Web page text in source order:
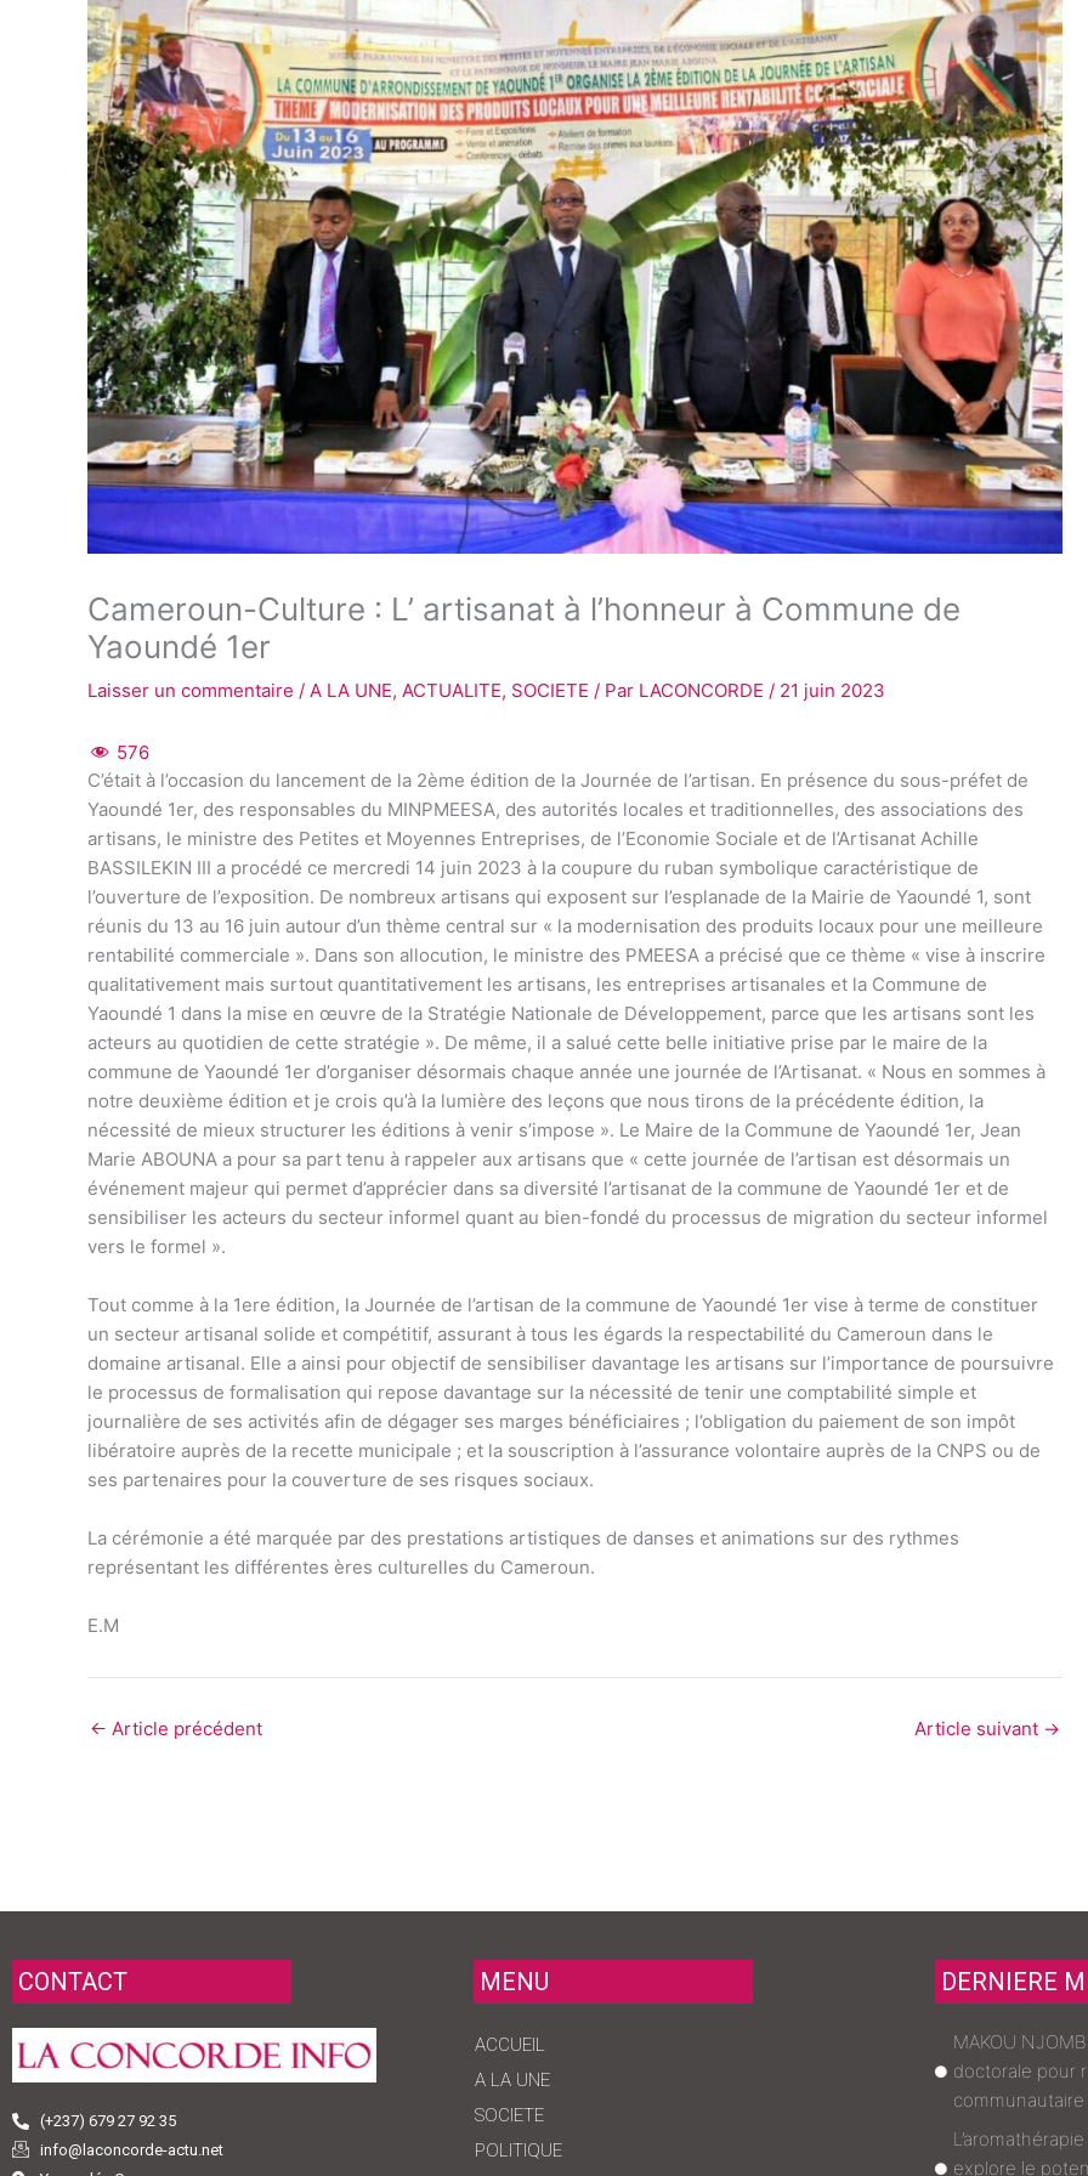
Cameroun-Culture : L’ artisanat à l’honneur à Commune de
Yaoundé 1er
Laisser un commentaire / A LA UNE, ACTUALITE, SOCIETE / Par LACONCORDE / 21 juin 2023
576
C’était à l’occasion du lancement de la 2ème édition de la Journée de l’artisan. En présence du sous-préfet de
Yaoundé 1er, des responsables du MINPMEESA, des autorités locales et traditionnelles, des associations des
artisans, le ministre des Petites et Moyennes Entreprises, de l’Economie Sociale et de l’Artisanat Achille
BASSILEKIN III a procédé ce mercredi 14 juin 2023 à la coupure du ruban symbolique caractéristique de
l’ouverture de l’exposition. De nombreux artisans qui exposent sur l’esplanade de la Mairie de Yaoundé 1, sont
réunis du 13 au 16 juin autour d’un thème central sur « la modernisation des produits locaux pour une meilleure
rentabilité commerciale ». Dans son allocution, le ministre des PMEESA a précisé que ce thème « vise à inscrire
qualitativement mais surtout quantitativement les artisans, les entreprises artisanales et la Commune de
Yaoundé 1 dans la mise en œuvre de la Stratégie Nationale de Développement, parce que les artisans sont les
acteurs au quotidien de cette stratégie ». De même, il a salué cette belle initiative prise par le maire de la
commune de Yaoundé 1er d’organiser désormais chaque année une journée de l’Artisanat. « Nous en sommes à
notre deuxième édition et je crois qu’à la lumière des leçons que nous tirons de la précédente édition, la
nécessité de mieux structurer les éditions à venir s’impose ». Le Maire de la Commune de Yaoundé 1er, Jean
Marie ABOUNA a pour sa part tenu à rappeler aux artisans que « cette journée de l’artisan est désormais un
événement majeur qui permet d’apprécier dans sa diversité l’artisanat de la commune de Yaoundé 1er et de
sensibiliser les acteurs du secteur informel quant au bien-fondé du processus de migration du secteur informel
vers le formel ».
Tout comme à la 1ere édition, la Journée de l’artisan de la commune de Yaoundé 1er vise à terme de constituer
un secteur artisanal solide et compétitif, assurant à tous les égards la respectabilité du Cameroun dans le
domaine artisanal. Elle a ainsi pour objectif de sensibiliser davantage les artisans sur l’importance de poursuivre
le processus de formalisation qui repose davantage sur la nécessité de tenir une comptabilité simple et
journalière de ses activités afin de dégager ses marges bénéficiaires ; l’obligation du paiement de son impôt
libératoire auprès de la recette municipale ; et la souscription à l’assurance volontaire auprès de la CNPS ou de
ses partenaires pour la couverture de ses risques sociaux.
La cérémonie a été marquée par des prestations artistiques de danses et animations sur des rythmes
représentant les différentes ères culturelles du Cameroun.
E.M
← Article précédent Article suivant →
A LA UNE ACTUALITE AFRIQUE & MONDE
Au Cameroun, JVE veut placer les
communautés au cœur de la
gouvernance climatique
28 JUILLET 2026
Réunissant journalistes et
organisations de la société civile à
Yaoundé, Jeunesse Volontaire pour
l’Environnement Cameroun a engagé
une réflexion autour...
A LA UNE
MAKOU
recherche
la prévention
cancer du sein
6 AOÛT 2026
À travers une
l’élaboration d’un
d’éducation
prévention et la
CONTACT
(+237) 679 27 92 35
info@laconcorde-actu.net
MENU
ACCUEIL
A LA UNE
SOCIETE
POLITIQUE
DERNIERE
MAKOU
doctorale pour
explore le